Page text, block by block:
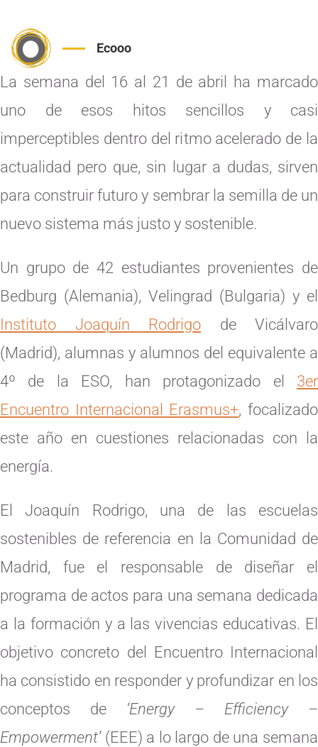
Ecooo
La semana del 16 al 21 de abril ha marcado
uno de esos hitos sencillos y casi
imperceptibles dentro del ritmo acelerado de la
actualidad pero que, sin lugar a dudas, sirven
para construir futuro y sembrar la semilla de un
nuevo sistema más justo y sostenible.
Un grupo de 42 estudiantes provenientes de
Bedburg (Alemania), Velingrad (Bulgaria) y el
Instituto Joaquín Rodrigo de Vicálvaro
(Madrid), alumnas y alumnos del equivalente a
4º de la ESO, han protagonizado el 3er
Encuentro Internacional Erasmus+, focalizado
este año en cuestiones relacionadas con la
energía.
El Joaquín Rodrigo, una de las escuelas
sostenibles de referencia en la Comunidad de
Madrid, fue el responsable de diseñar el
programa de actos para una semana dedicada
a la formación y a las vivencias educativas. El
objetivo concreto del Encuentro Internacional
ha consistido en responder y profundizar en los
conceptos de ‘Energy – Efficiency –
Empowerment’(EEE) a lo largo de una semana